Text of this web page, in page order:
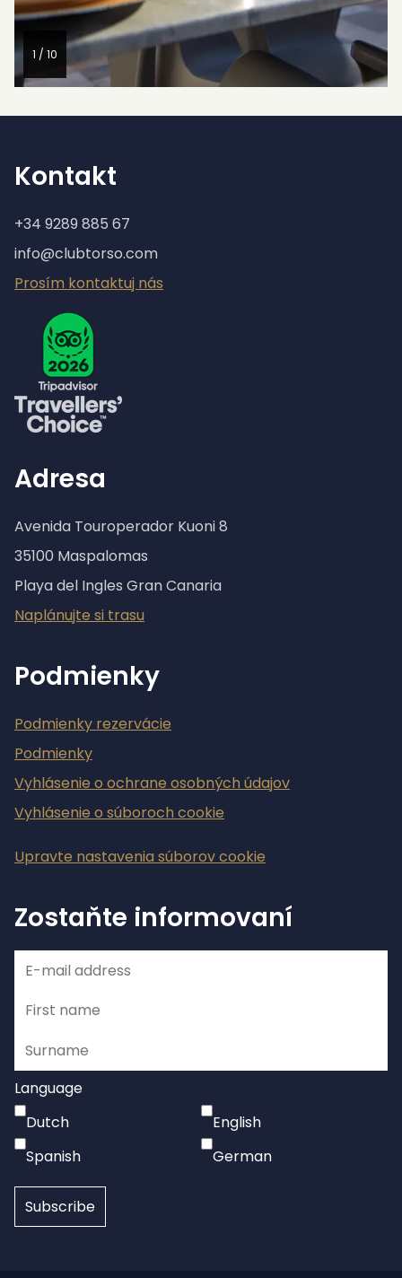
1 / 10
Kontakt
+34 9289 885 67
info@clubtorso.com
Prosím kontaktuj nás
Adresa
Avenida Touroperador Kuoni 8
35100 Maspalomas
Playa del Ingles Gran Canaria
Naplánujte si trasu
Podmienky
Podmienky rezervácie
Podmienky
Vyhlásenie o ochrane osobných údajov
Vyhlásenie o súboroch cookie
Upravte nastavenia súborov cookie
Zostaňte informovaní
Language
Dutch
English
Spanish
German